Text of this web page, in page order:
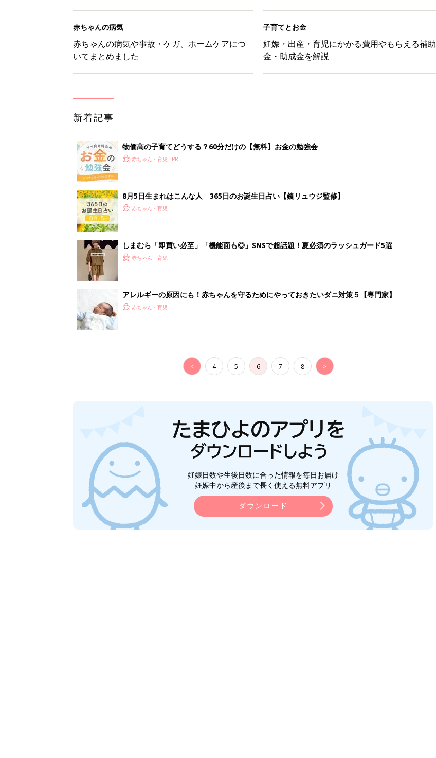
赤ちゃんの病気
赤ちゃんの病気や事故・ケガ、ホームケアにつ
いてまとめました
子育てとお金
妊娠・出産・育児にかかる費用やもらえる補助
金・助成金を解説
新着記事
物価高の子育てどうする？60分だけの【無料】お金の勉強会
赤ちゃん・育児
8月5日生まれはこんな人 365日のお誕生日占い【鏡リュウジ監修】
赤ちゃん・育児
しまむら「即買い必至」「機能面も◎」SNSで超話題！夏必須のラッシュガード5選
赤ちゃん・育児
アレルギーの原因にも！赤ちゃんを守るためにやっておきたいダニ対策５【専門家】
赤ちゃん・育児
< 4 5 6 7 8 >
妊娠日数や生後日数に合った情報を毎日お届け
妊娠中から産後まで長く使える無料アプリ
ダウンロード